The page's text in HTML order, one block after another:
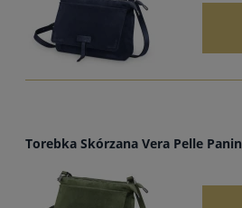
Torebka Skórzana Vera Pelle